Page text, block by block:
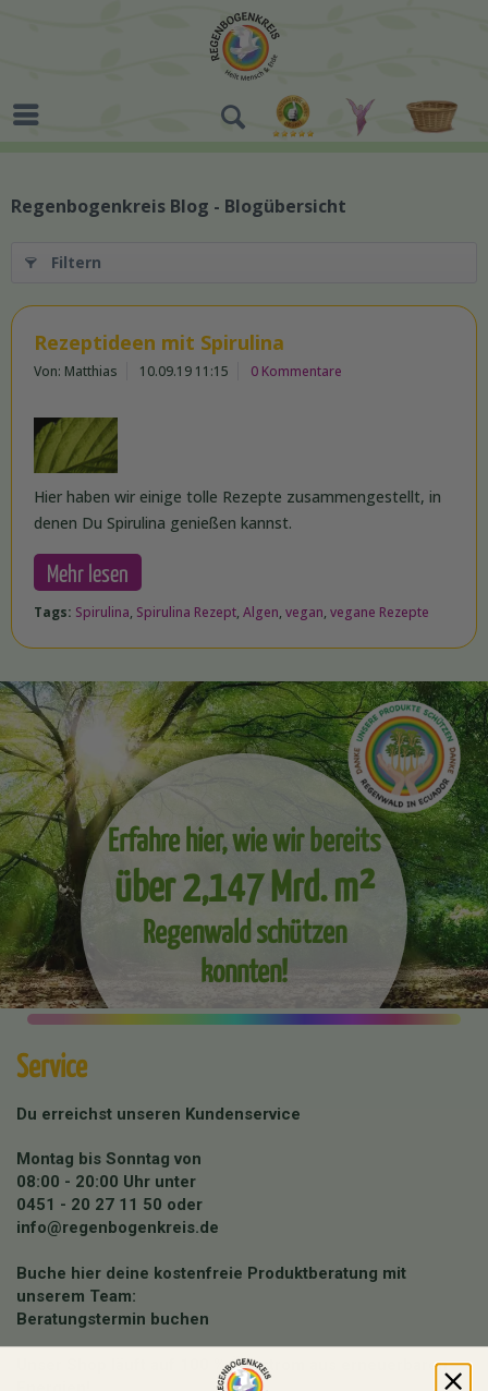
Regenbogenkreis Blog - Blogübersicht
Filtern
Rezeptideen mit Spirulina
Von: Matthias 10.09.19 11:15 0 Kommentare
Hier haben wir einige tolle Rezepte zusammengestellt, in
denen Du Spirulina genießen kannst.
Mehr lesen
Tags: Spirulina, Spirulina Rezept, Algen, vegan, vegane Rezepte
Erfahre hier, wie wir bereits
über 2,147 Mrd. m²
Regenwald schützen
konnten!
Service
Du erreichst unseren Kundenservice
Montag bis Sonntag von
08:00 - 20:00 Uhr unter
0451 - 20 27 11 50 oder
info@regenbogenkreis.de
Buche hier deine kostenfreie Produktberatung mit
unserem Team:
Beratungstermin buchen
Unser Shop läuft auf 100 % Ökostrom aus erneuerbaren